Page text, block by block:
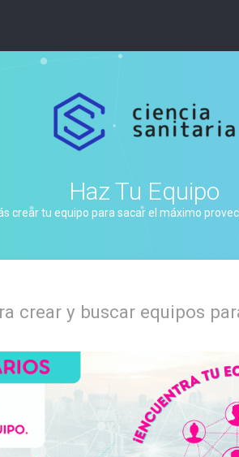
Haz Tu Equipo
crear tu equipo para sacar el máximo
crear y buscar equipos